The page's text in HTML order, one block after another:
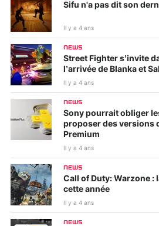
Sifu n'a pas dit son
Il y a 4 ans
NEWS
Street Fighter s’invite
l’arrivée de Blanka et
Il y a 4 ans
NEWS
Sony pourrait obliger
proposer des versions
Premium
Il y a 4 ans
NEWS
Call of Duty: Warzone :
cette année
Il y a 4 ans
NEWS